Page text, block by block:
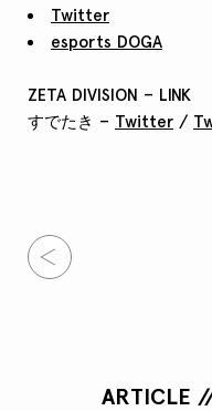
Twitter
esports DOGA
ZETA DIVISION – LINK
すでたき – Twitter /
ARTICLE